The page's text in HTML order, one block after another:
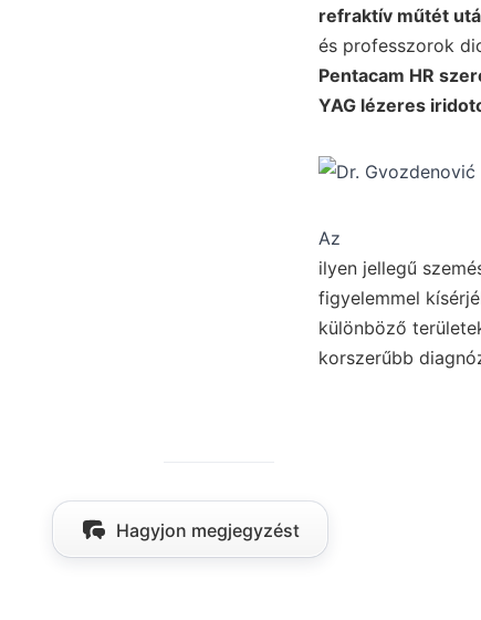
refraktív műtét
és professzorok
Pentacam HR
YAG lézeres
Az
ilyen jellegű
figyelemmel
különböző
korszerűbb
Hagyjon megjegyzést